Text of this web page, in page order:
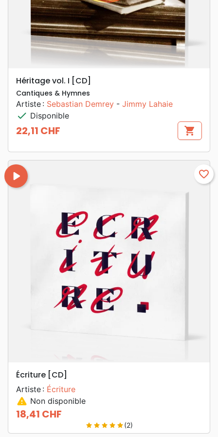
Héritage vol. I [CD]
Cantiques & Hymnes
Artiste : Sebastian Demrey - Jimmy Lahaie
check Disponible
Prix
22,11 CHF shopping_cart
play_arrow favorite_border
Écriture [CD]
Artiste : Écriture
warning Non disponible
Prix
18,41 CHF
star star star star star(2)